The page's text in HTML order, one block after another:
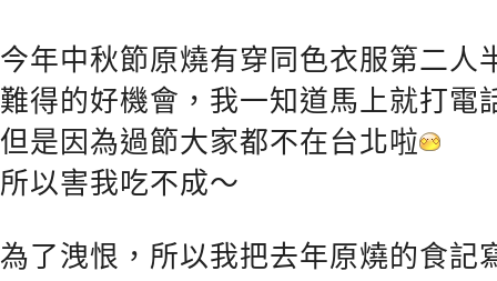
今年中秋節原燒有穿同色衣服第二人
難得的好機會，我一知道馬上就打電
但是因為過節大家都不在台北啦
所以害我吃不成～
為了洩恨，所以我把去年原燒的食記